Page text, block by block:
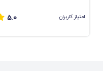
امتیاز کاربران 5.0